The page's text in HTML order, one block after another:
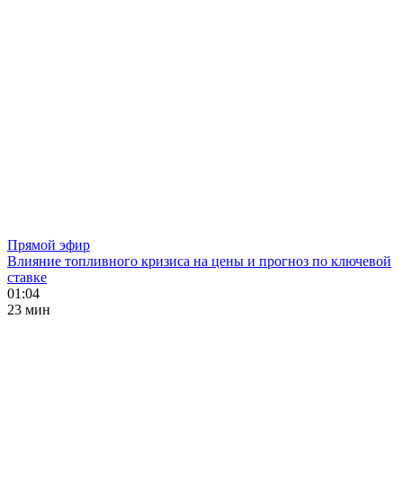
Прямой эфир
Влияние топливного кризиса на цены и прогноз по ключевой
ставке
01:04
23 мин